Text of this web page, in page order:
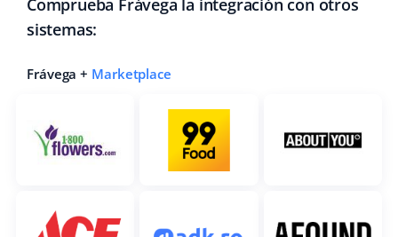
Comprueba Frávega la integración con otros
sistemas:
Frávega + Marketplace